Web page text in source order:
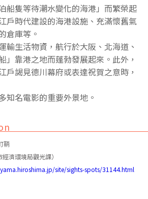
船隻等待潮水變化的海港」而繁榮起
戶時代建設的海港設施、充滿懷舊氣
倉庫等。
輸生活物資，航行於大阪、北海道、
」靠港之地而蓬勃發展起來。此外，
戶謁見德川幕府或表達祝賀之意時，
知名電影的重要外景地。
鞆
濟環境局觀光課）
site/sights-spots/31144.html